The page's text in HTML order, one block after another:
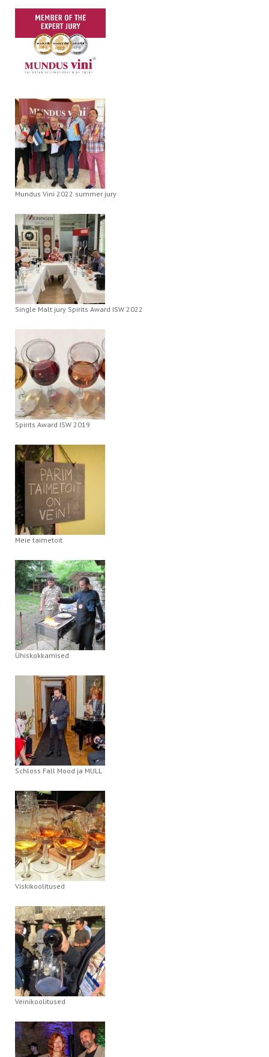
Mundus Vini 2022 summer jury
Single Malt jury Spirits Award ISW 2022
Spirits Award ISW 2019
Meie taimetoit
Ühiskokkamised
Schloss Fall Mood ja MULL
Viskikoolitused
Veinikoolitused